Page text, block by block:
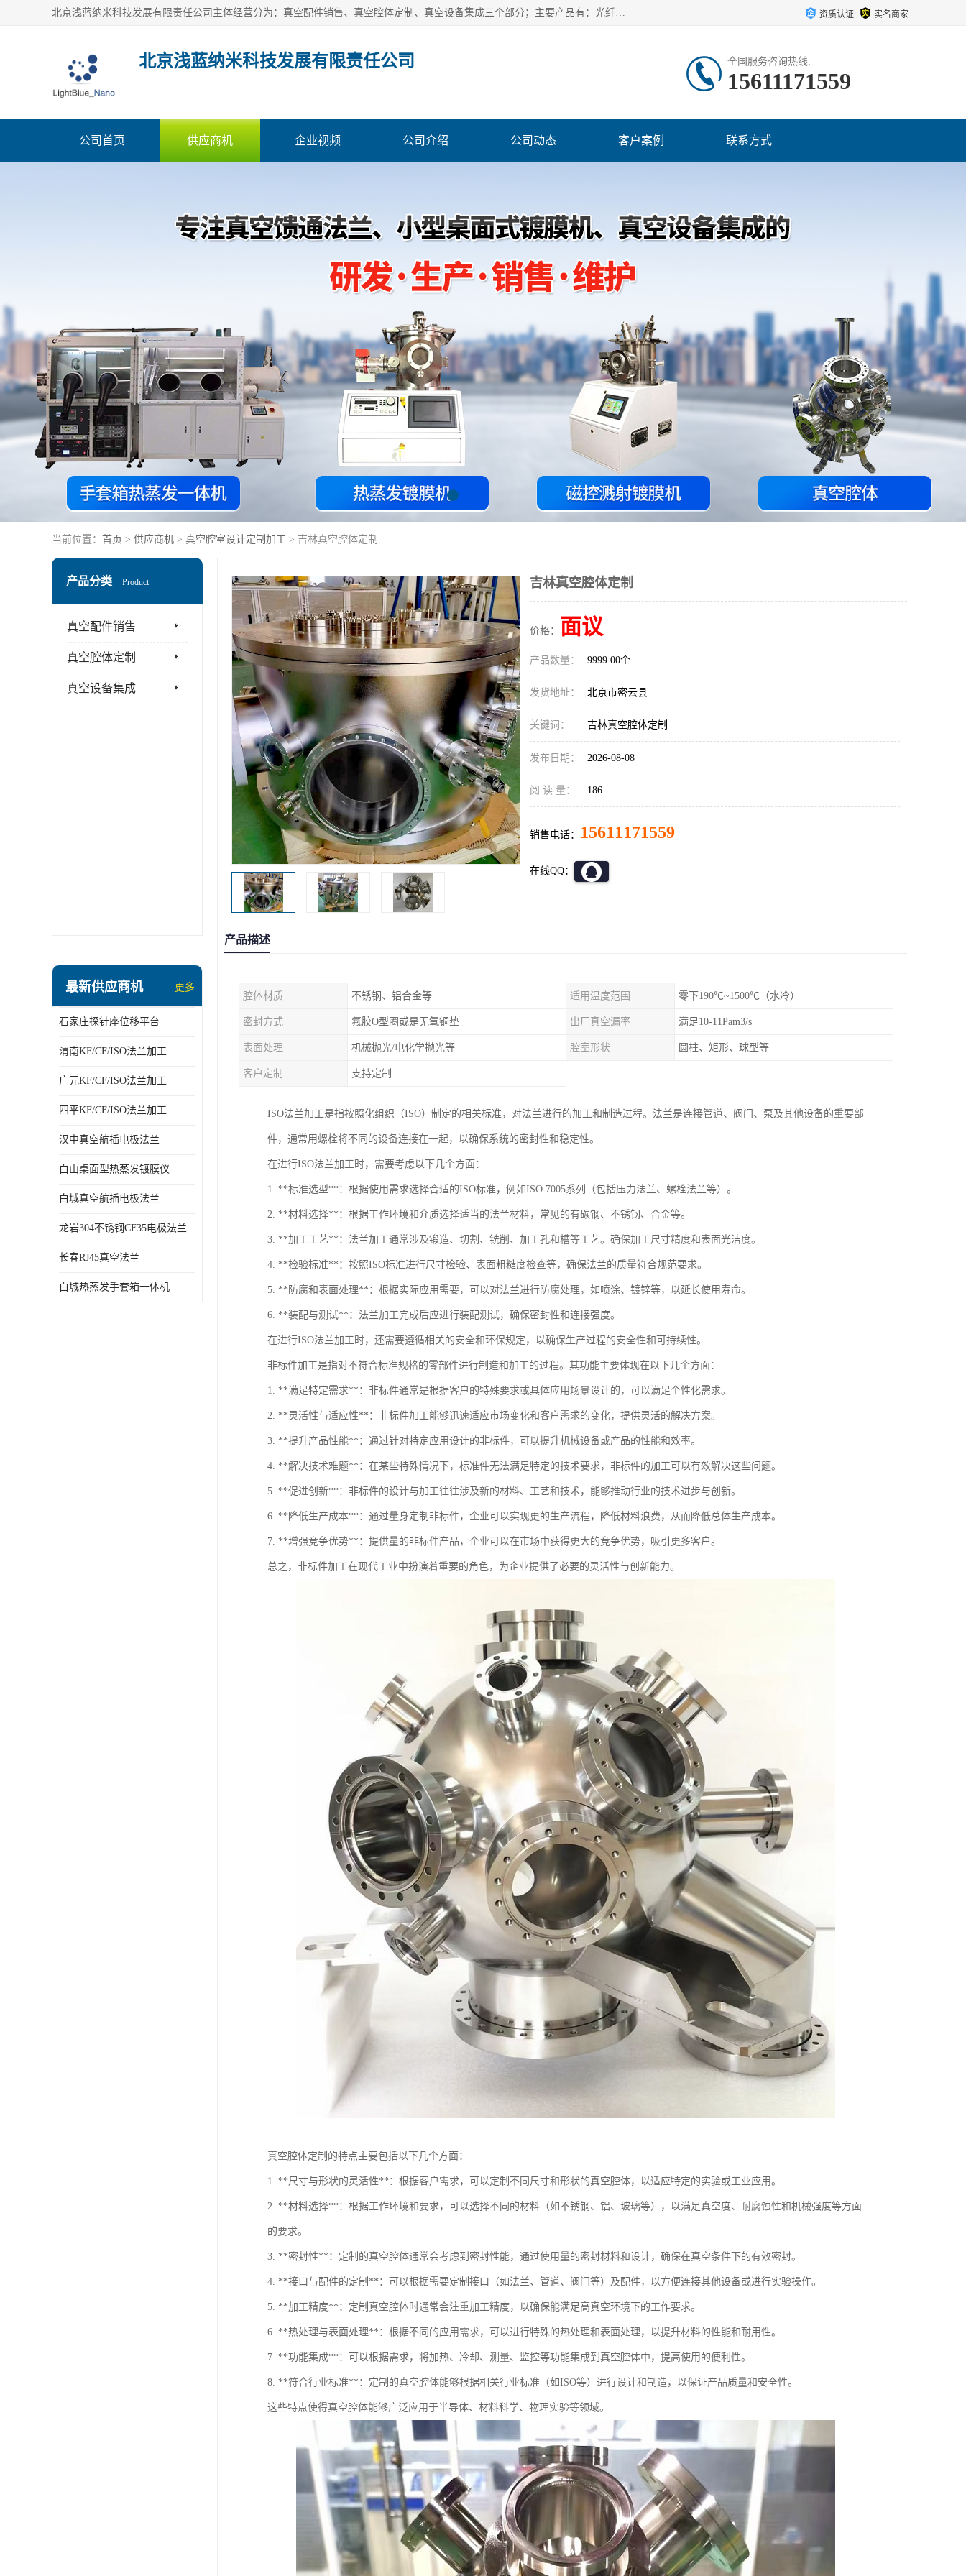
北京浅蓝纳米科技发展有限责任公司主体经营分为：真空配件销售、真空腔体定制、真空设备集成三个部分；主要产品有：光纤真空馈通法兰、光纤真空法兰、光纤法兰、低损耗光纤真空法兰；源瓶、ALD源瓶、MO源瓶、CVD源瓶、50ml源瓶现货、隔膜阀、波纹管密封阀；真空航插电极法兰、电极法兰、真空法兰、信号法兰、陶封电极法兰、D型真空电极；真空腔体定制、磁控溅射、热蒸发镀膜机、PE-CVD、ALD； 资质认证 实名商家
北京浅蓝纳米科技发展有限责任公司 全国服务咨询热线:
15611171559
公司首页 供应商机 企业视频 公司介绍 公司动态 客户案例 联系方式
当前位置： 首页 > 供应商机 > 真空腔室设计定制加工 > 吉林真空腔体定制
产品分类 Product
真空配件销售
真空腔体定制
真空设备集成
最新供应商机 更多
石家庄探针座位移平台
渭南KF/CF/ISO法兰加工
广元KF/CF/ISO法兰加工
四平KF/CF/ISO法兰加工
汉中真空航插电极法兰
白山桌面型热蒸发镀膜仪
白城真空航插电极法兰
龙岩304不锈钢CF35电极法兰
长春RJ45真空法兰
白城热蒸发手套箱一体机
吉林真空腔体定制
价格： 面议
产品数量： 9999.00个
发货地址： 北京市密云县
关键词： 吉林真空腔体定制
发布日期： 2026-08-08
阅 读 量： 186
销售电话： 15611171559
在线QQ：
产品描述
腔体材质 不锈钢、铝合金等 适用温度范围 零下190℃~1500℃（水冷）
密封方式 氟胶O型圈或是无氧铜垫 出厂真空漏率 满足10-11Pam3/s
表面处理 机械抛光/电化学抛光等 腔室形状 圆柱、矩形、球型等
客户定制 支持定制
ISO法兰加工是指按照化组织（ISO）制定的相关标准，对法兰进行的加工和制造过程。法兰是连接管道、阀门、泵及其他设备的重要部
件，通常用螺栓将不同的设备连接在一起，以确保系统的密封性和稳定性。
在进行ISO法兰加工时，需要考虑以下几个方面：
1. **标准选型**：根据使用需求选择合适的ISO标准，例如ISO 7005系列（包括压力法兰、螺栓法兰等）。
2. **材料选择**：根据工作环境和介质选择适当的法兰材料，常见的有碳钢、不锈钢、合金等。
3. **加工工艺**：法兰加工通常涉及锻造、切割、铣削、加工孔和槽等工艺。确保加工尺寸精度和表面光洁度。
4. **检验标准**：按照ISO标准进行尺寸检验、表面粗糙度检查等，确保法兰的质量符合规范要求。
5. **防腐和表面处理**：根据实际应用需要，可以对法兰进行防腐处理，如喷涂、镀锌等，以延长使用寿命。
6. **装配与测试**：法兰加工完成后应进行装配测试，确保密封性和连接强度。
在进行ISO法兰加工时，还需要遵循相关的安全和环保规定，以确保生产过程的安全性和可持续性。
非标件加工是指对不符合标准规格的零部件进行制造和加工的过程。其功能主要体现在以下几个方面：
1. **满足特定需求**：非标件通常是根据客户的特殊要求或具体应用场景设计的，可以满足个性化需求。
2. **灵活性与适应性**：非标件加工能够迅速适应市场变化和客户需求的变化，提供灵活的解决方案。
3. **提升产品性能**：通过针对特定应用设计的非标件，可以提升机械设备或产品的性能和效率。
4. **解决技术难题**：在某些特殊情况下，标准件无法满足特定的技术要求，非标件的加工可以有效解决这些问题。
5. **促进创新**：非标件的设计与加工往往涉及新的材料、工艺和技术，能够推动行业的技术进步与创新。
6. **降低生产成本**：通过量身定制非标件，企业可以实现更的生产流程，降低材料浪费，从而降低总体生产成本。
7. **增强竞争优势**：提供量的非标件产品，企业可以在市场中获得更大的竞争优势，吸引更多客户。
总之，非标件加工在现代工业中扮演着重要的角色，为企业提供了必要的灵活性与创新能力。
真空腔体定制的特点主要包括以下几个方面：
1. **尺寸与形状的灵活性**：根据客户需求，可以定制不同尺寸和形状的真空腔体，以适应特定的实验或工业应用。
2. **材料选择**：根据工作环境和要求，可以选择不同的材料（如不锈钢、铝、玻璃等），以满足真空度、耐腐蚀性和机械强度等方面
的要求。
3. **密封性**：定制的真空腔体通常会考虑到密封性能，通过使用量的密封材料和设计，确保在真空条件下的有效密封。
4. **接口与配件的定制**：可以根据需要定制接口（如法兰、管道、阀门等）及配件，以方便连接其他设备或进行实验操作。
5. **加工精度**：定制真空腔体时通常会注重加工精度，以确保能满足高真空环境下的工作要求。
6. **热处理与表面处理**：根据不同的应用需求，可以进行特殊的热处理和表面处理，以提升材料的性能和耐用性。
7. **功能集成**：可以根据需求，将加热、冷却、测量、监控等功能集成到真空腔体中，提高使用的便利性。
8. **符合行业标准**：定制的真空腔体能够根据相关行业标准（如ISO等）进行设计和制造，以保证产品质量和安全性。
这些特点使得真空腔体能够广泛应用于半导体、材料科学、物理实验等领域。